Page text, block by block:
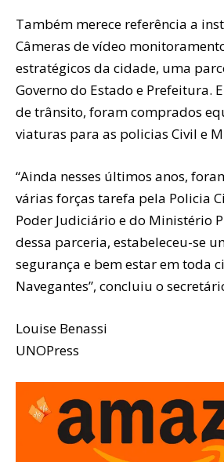
Também merece referência a
Câmeras de vídeo
estratégicos da cidade, uma
Governo do Estado e Prefeitura.
de trânsito, foram comprados
viaturas para as policias Civil e
“Ainda nesses últimos anos,
várias forças tarefa pela Policia
Poder Judiciário e do Ministério
dessa parceria, estabeleceu-se
segurança e bem estar em toda
Navegantes”, concluiu o
Louise Benassi
UNOPress